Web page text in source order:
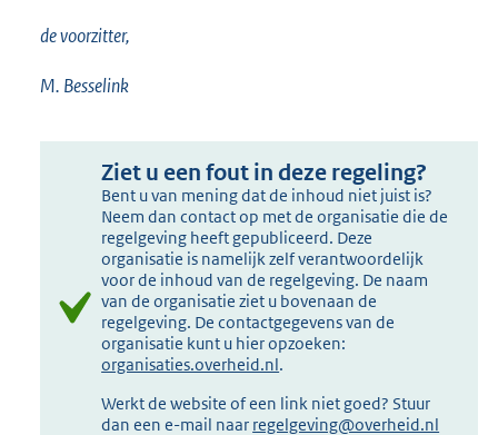
de voorzitter,
M. Besselink
Ziet u een fout in deze regeling?
Bent u van mening dat de inhoud niet juist is?
Neem dan contact op met de organisatie die de
regelgeving heeft gepubliceerd. Deze
organisatie is namelijk zelf verantwoordelijk
voor de inhoud van de regelgeving. De naam
van de organisatie ziet u bovenaan de
regelgeving. De contactgegevens van de
organisatie kunt u hier opzoeken:
organisaties.overheid.nl.
Werkt de website of een link niet goed? Stuur
dan een e-mail naar regelgeving@overheid.nl